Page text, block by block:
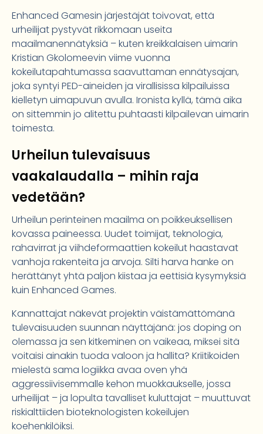
Enhanced Gamesin järjestäjät toivovat, että
urheilijat pystyvät rikkomaan useita
maailmanennätyksiä – kuten kreikkalaisen uimarin
Kristian Gkolomeevin viime vuonna
kokeilutapahtumassa saavuttaman ennätysajan,
joka syntyi PED-aineiden ja virallisissa kilpailuissa
kielletyn uimapuvun avulla. Ironista kyllä, tämä aika
on sittemmin jo alitettu puhtaasti kilpailevan uimarin
toimesta.
Urheilun tulevaisuus
vaakalaudalla – mihin raja
vedetään?
Urheilun perinteinen maailma on poikkeuksellisen
kovassa paineessa. Uudet toimijat, teknologia,
rahavirrat ja viihdeformaattien kokeilut haastavat
vanhoja rakenteita ja arvoja. Silti harva hanke on
herättänyt yhtä paljon kiistaa ja eettisiä kysymyksiä
kuin Enhanced Games.
Kannattajat näkevät projektin väistämättömänä
tulevaisuuden suunnan näyttäjänä: jos doping on
olemassa ja sen kitkeminen on vaikeaa, miksei sitä
voitaisi ainakin tuoda valoon ja hallita? Kriitikoiden
mielestä sama logiikka avaa oven yhä
aggressiivisemmalle kehon muokkaukselle, jossa
urheilijat – ja lopulta tavalliset kuluttajat – muuttuvat
riskialttiiden bioteknologisten kokeilujen
koehenkilöiksi.